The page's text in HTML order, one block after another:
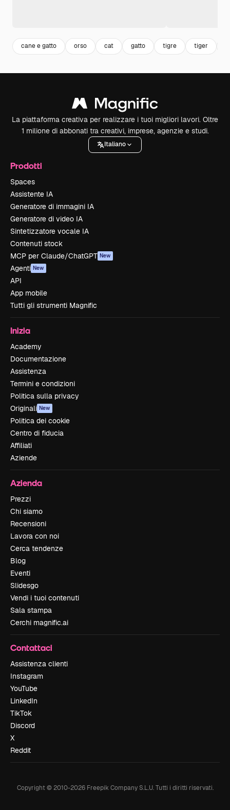
cane e gatto orso cat gatto tigre tiger
La piattaforma creativa per realizzare i tuoi migliori lavori. Oltre
1 milione di abbonati tra creativi, imprese, agenzie e studi.
Italiano
Prodotti
Spaces
Assistente IA
Generatore di immagini IA
Generatore di video IA
Sintetizzatore vocale IA
Contenuti stock
MCP per Claude/ChatGPT New
Agenti New
API
App mobile
Tutti gli strumenti Magnific
Inizia
Academy
Documentazione
Assistenza
Termini e condizioni
Politica sulla privacy
Originali New
Politica dei cookie
Centro di fiducia
Affiliati
Aziende
Azienda
Prezzi
Chi siamo
Recensioni
Lavora con noi
Cerca tendenze
Blog
Eventi
Slidesgo
Vendi i tuoi contenuti
Sala stampa
Cerchi magnific.ai
Contattaci
Assistenza clienti
Instagram
YouTube
LinkedIn
TikTok
Discord
X
Reddit
Copyright © 2010-2026Freepik Company S.L.U. Tutti i diritti riservati.